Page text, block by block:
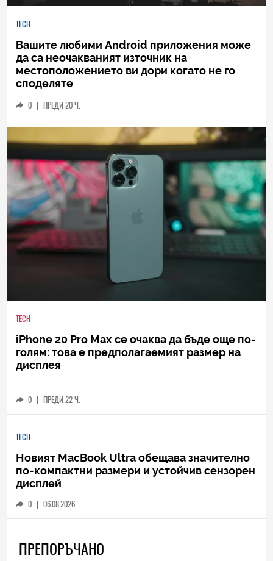
TECH
Вашите любими Android приложения може
да са неочакваният източник на
местоположението ви дори когато не го
споделяте
0 | ПРЕДИ 20 Ч.
TECH
iPhone 20 Pro Max се очаква да бъде още по-
голям: това е предполагаемият размер на
дисплея
0 | ПРЕДИ 22 Ч.
TECH
Новият MacBook Ultra обещава значително
по-компактни размери и устойчив сензорен
дисплей
0 | 06.08.2026
ПРЕПОРЪЧАНО